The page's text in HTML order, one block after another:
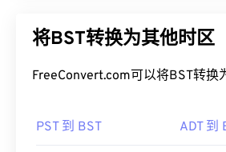
将BST转换为其他时区
FreeConvert.com可以将BST转换
PST 到 BST ADT 到